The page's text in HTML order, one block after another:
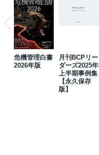
危機管理白書
2026年版
月刊BCPリー
ダーズ2025年
上半期事例集
【永久保存
版】